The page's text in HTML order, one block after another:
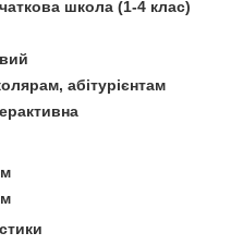
школа (1-4 клас)
абітурієнтам